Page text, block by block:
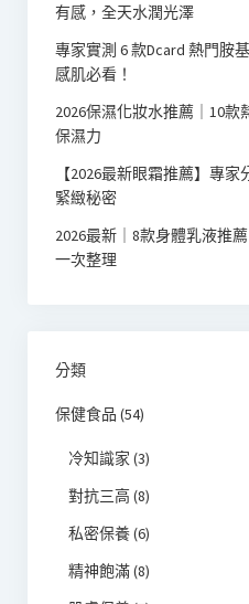
有感，全天水潤光澤
專家實測 6 款Dcard 熱門胺
感肌必看！
2026保濕化妝水推薦｜10
保濕力
【2026最新眼霜推薦】專
緊緻秘密
2026最新｜8款身體乳液推
一次整理
分類
保健食品 (54)
冷知識家 (3)
對抗三高(8)
私密保養(6)
精神飽滿(8)